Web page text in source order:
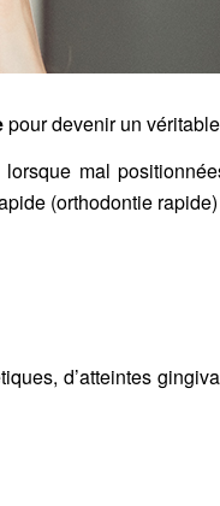
pour devenir un
mal
(orthodontie
d’atteintes